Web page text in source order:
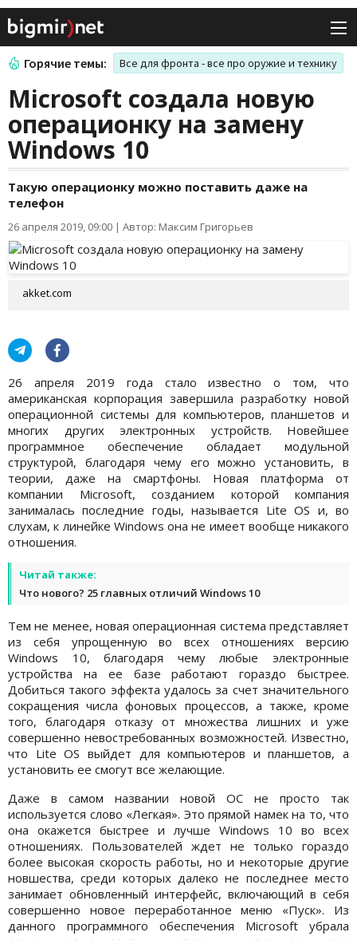
Горячие темы: Все для фронта - все про оружие и технику
Microsoft создала новую
операционку на замену
Windows 10
Такую операционку можно поставить даже на
телефон
26 апреля 2019, 09:00 | Автор: Максим Григорьев
akket.com
26 апреля 2019 года стало известно о том, что
американская корпорация завершила разработку новой
операционной системы для компьютеров, планшетов и
многих других электронных устройств. Новейшее
программное обеспечение обладает модульной
структурой, благодаря чему его можно установить, в
теории, даже на смартфоны. Новая платформа от
компании Microsoft, созданием которой компания
занималась последние годы, называется Lite OS и, во
слухам, к линейке Windows она не имеет вообще никакого
отношения.
Читай также:
Что нового? 25 главных отличий Windows 10
Тем не менее, новая операционная система представляет
из себя упрощенную во всех отношениях версию
Windows 10, благодаря чему любые электронные
устройства на ее базе работают гораздо быстрее.
Добиться такого эффекта удалось за счет значительного
сокращения числа фоновых процессов, а также, кроме
того, благодаря отказу от множества лишних и уже
совершенно невостребованных возможностей. Известно,
что Lite OS выйдет для компьютеров и планшетов, а
установить ее смогут все желающие.
Даже в самом названии новой ОС не просто так
используется слово «Легкая». Это прямой намек на то, что
она окажется быстрее и лучше Windows 10 во всех
отношениях. Пользователей ждет не только гораздо
более высокая скорость работы, но и некоторые другие
новшества, среди которых далеко не последнее место
занимает обновленный интерфейс, включающий в себя
совершенно новое переработанное меню «Пуск». Из
данного программного обеспечения Microsoft убрала